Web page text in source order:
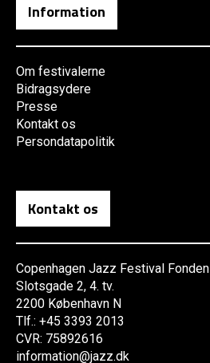
Information
Om festivalerne
Bidragsydere
Presse
Kontakt os
Persondatapolitik
Kontakt os
Copenhagen Jazz Festival Fonden
Slotsgade 2, 4. tv.
2200 København N
Tlf.: +45 3393 2013
CVR: 75892616
information@jazz.dk